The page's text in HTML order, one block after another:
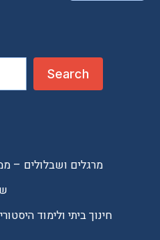
Search
מרגלים ושבלולים –